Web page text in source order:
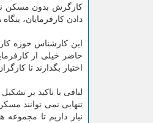
کارگرش بدون مسکن
دادن کارفرمایان،
این کارشناس حوزه
حاضر خیلی از
اختیار بگذارند تا
لبافی با تاکید بر
تنهایی نمی توانند
نیاز داریم تا